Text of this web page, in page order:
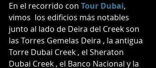
En el recorrido con Tour Dubai,
vimos  los edificios más notables
junto al lado de Deira del Creek son
las Torres Gemelas Deira , la antigua
Torre Dubai Creek , el Sheraton
Dubai Creek , el Banco Nacional y la